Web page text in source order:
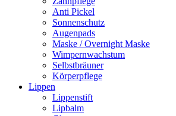
Anti Pickel
Sonnenschutz
Augenpads
Maske / Overnight Maske
Wimpernwachstum
Selbstbräuner
Körperpflege
Lippen
Lippenstift
Lipbalm